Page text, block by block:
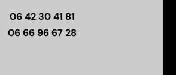
0642 3041 81
06 66 96 67 28